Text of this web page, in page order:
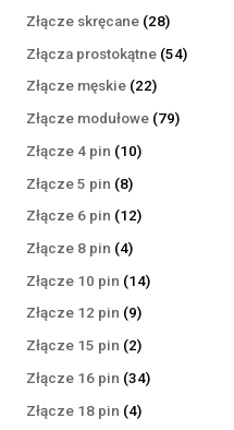
Złącze skręcane 2828
produktów
Złącza prostokątne 5454
Złącze męskie 2222
produkty
Złącze modułowe 7979
Złącze 4 pin 1010
Złącze 5 pin 88
produktów
Złącze 6 pin 1212
Złącze 8 pin 44
produkty
Złącze 10 pin 1414
Złącze 12 pin 99
produktów
Złącze 15 pin 22
produkty
Złącze 16 pin 3434
Złącze 18 pin 44